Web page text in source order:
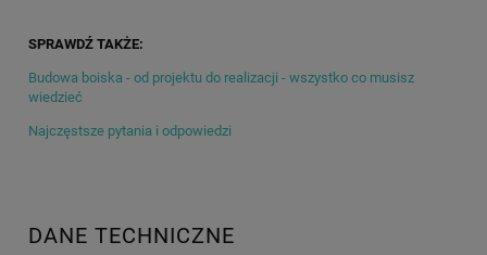
SPRAWDŹ TAKŻE:
Budowa boiska - od projektu do realizacji - wszystko co musisz
wiedzieć
Najczęstsze pytania i odpowiedzi
DANE TECHNICZNE